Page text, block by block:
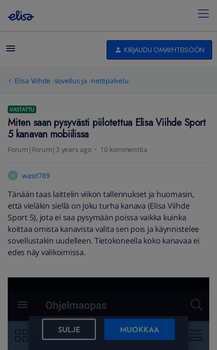
KIRJAUDU OMAYHTEISÖÖN
Elisa Viihde -sovellus ja -nettipalvelu
VASTATTU
Miten saan pysyvästi piilotettua Elisa Viihde Sport
5 kanavan mobiilissa
Forum|Forum|3 years ago 10 kommenttia
W wasd789
Tänään taas laittelin viikon tallennukset ja huomasin,
että vieläkin siellä on joku turha kanava (Elisa Viihde
Sport 5), jota ei saa pysymään poissa vaikka kuinka
koittaa omista kanavista valita sen pois ja käynnistelee
sovellustakin uudelleen. Tietokoneella koko kanavaa ei
edes näy valikoimissa.